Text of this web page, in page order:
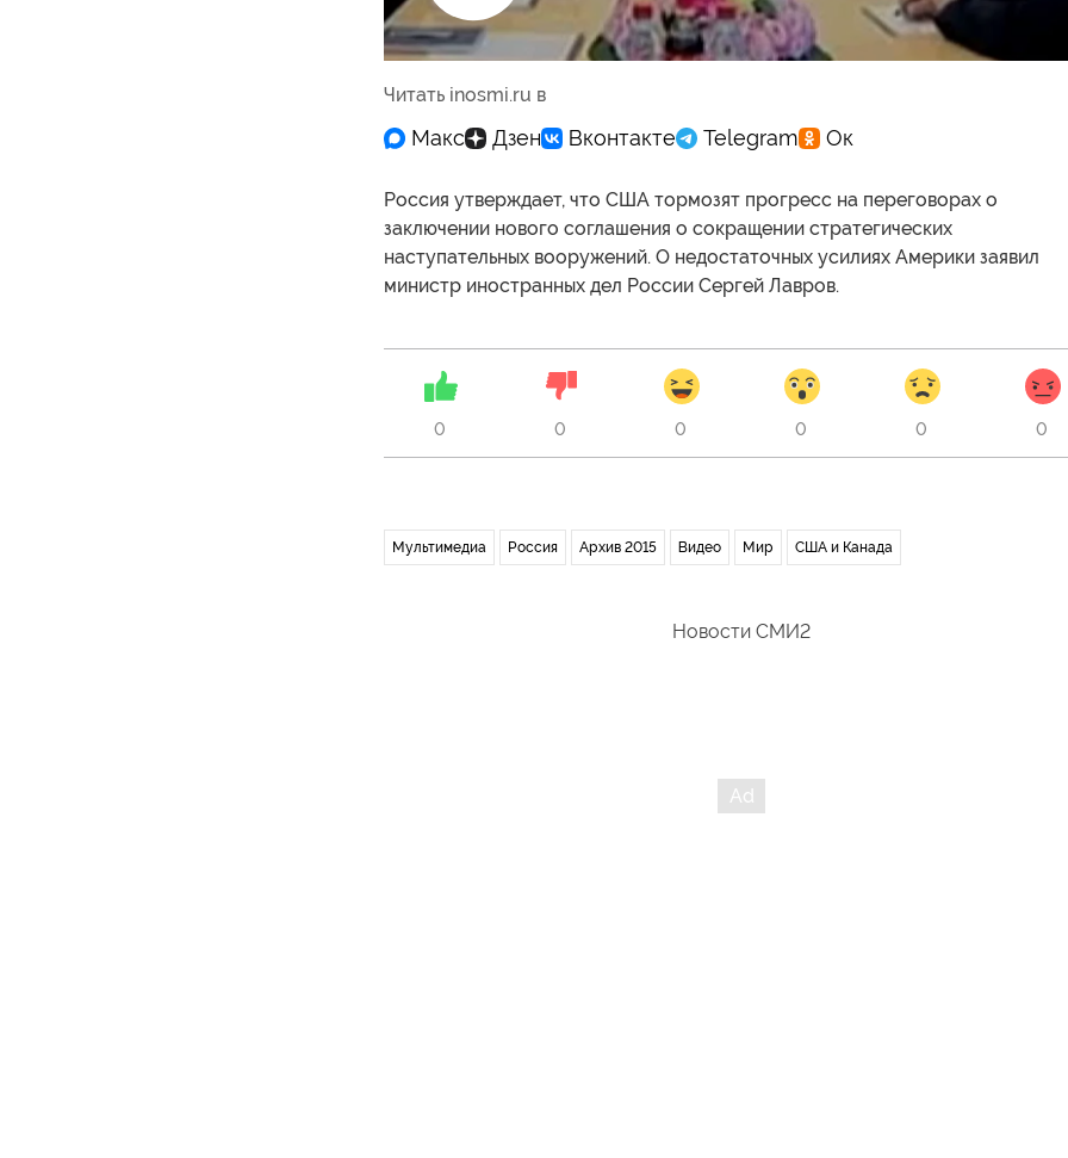
Читать inosmi.ru в
Россия утверждает, что США тормозят прогресс на переговорах о
заключении нового соглашения о сокращении стратегических
наступательных вооружений. О недостаточных усилиях Америки заявил
министр иностранных дел России Сергей Лавров.
0 0 0 0 0 0
Мультимедиа Россия Архив 2015 Видео Мир США и Канада
Новости СМИ2